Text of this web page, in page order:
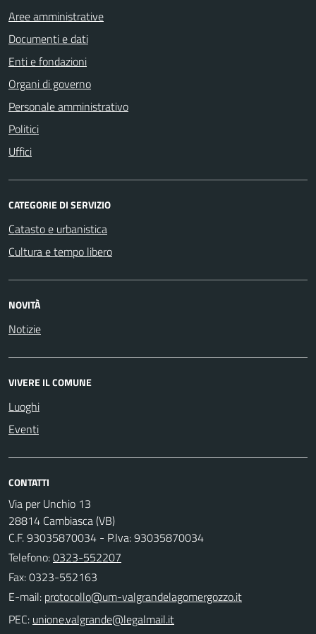
Aree amministrative
Documenti e dati
Enti e fondazioni
Organi di governo
Personale amministrativo
Politici
Uffici
CATEGORIE DI SERVIZIO
Catasto e urbanistica
Cultura e tempo libero
NOVITÀ
Notizie
VIVERE IL COMUNE
Luoghi
Eventi
CONTATTI
Via per Unchio 13
28814 Cambiasca (VB)
C.F. 93035870034 - P.Iva: 93035870034
Telefono:0323-552207
Fax: 0323-552163
E-mail:
PEC: